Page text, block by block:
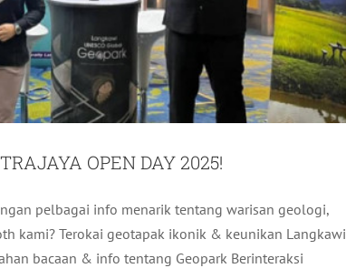
OPEN DAY 2025!
pelbagai info menarik tentang warisan geologi,
kami? Terokai geotapak ikonik & keunikan Langkawi
bacaan & info tentang Geopark Berinteraksi
JANGAN SAMPAI PITAM, URUS